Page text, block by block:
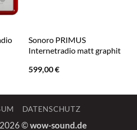
Sonoro PRIMUS
Internetradio matt graphit
599,00€
DATENSCHUTZ
©wow-sound.de